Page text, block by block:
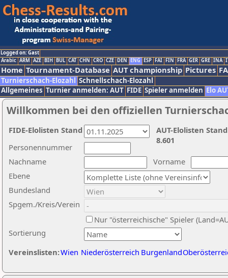
Logged on: Gast
Arabic ARM AZE BIH BUL CAT CHN CRO CZE DEN ENG ESP FAI FIN FRA GER GRE INA
Home Tournament-Database AUT championship Pictures
Turnierschach-Elozahl Schnellschach-Elozahl
Allgemeines Turnier anmelden: AUT FIDE Spieler anmelden Elo
Willkommen bei den offiziellen
Nachname
Vorname
Ebene
Sortierung
Personennummer
Bundesland
Spgem./Kreis/Verein
Nur "österreichische" Spieler
Vereinslisten:Wien Niederösterreich Burgenland
AUT-Elolisten
8.601
FIDE-Elolisten Stand